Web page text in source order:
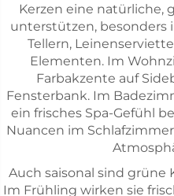
Kerzen eine natürliche,
unterstützen, besonders
Tellern,
Elementen. Im
Farbakzente auf
Fensterbank. Im
ein frisches Spa-Gefühl
Nuancen im
Auch saisonal sind grüne
Im Frühling wirken sie